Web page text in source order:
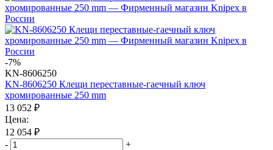
-7%
KN-8606250
KN-8606250 Клещи переставные-гаечный ключ
хромированные 250 mm
13 052 ₽
Цена:
12 054 ₽
-
+